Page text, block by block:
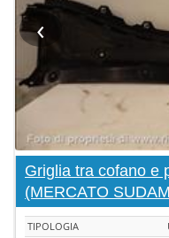
‹
Griglia tra cofano e
(MERCATO
TIPOLOGIA